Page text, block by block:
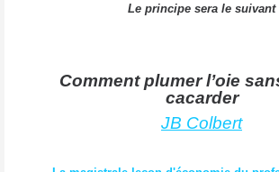
Le principe sera le suivant
Comment plumer l’oie
cacarder
JB Colbert